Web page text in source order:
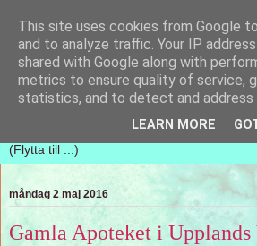
Handvävda tankar
En blogg om handvävning och hur
kommer upp i tankarna. Vi vill bara ha
måndag 2 maj 2016
Gamla Apoteket i Upplands
This site uses cookies from Google
and to analyze traffic. Your IP
shared with Google along with
metrics to ensure quality of service,
statistics, and to detect and address
LEARN MORE